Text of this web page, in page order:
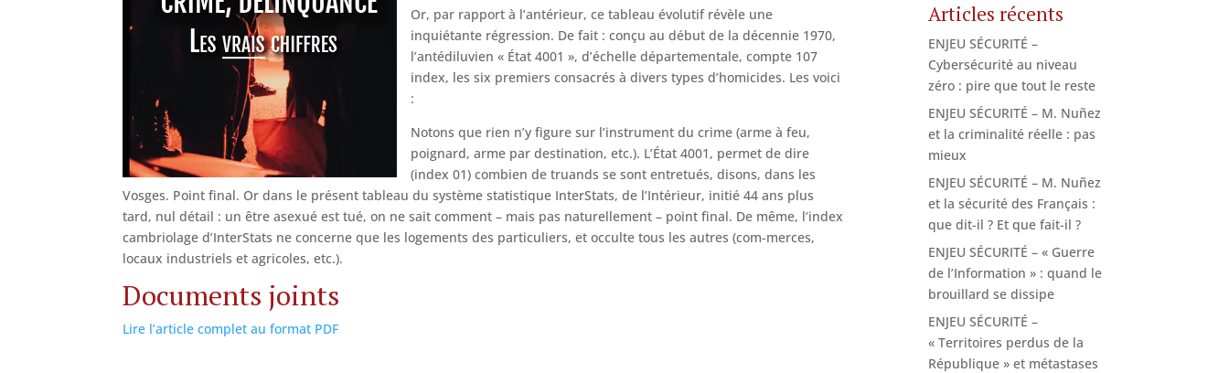
Or, par rapport à l’antérieur, ce tableau évolutif révèle une
inquiétante régression. De fait : conçu au début de la décennie 1970,
l’antédiluvien « État 4001 », d’échelle départementale, compte 107
index, les six premiers consacrés à divers types d’homicides. Les voici
:
Notons que rien n’y figure sur l’instrument du crime (arme à feu,
poignard, arme par destination, etc.). L’État 4001, permet de dire
(index 01) combien de truands se sont entretués, disons, dans les
Vosges. Point final. Or dans le présent tableau du système statistique InterStats, de l’Intérieur, initié 44 ans plus
tard, nul détail : un être asexué est tué, on ne sait comment – mais pas naturellement – point final. De même, l’index
cambriolage d’InterStats ne concerne que les logements des particuliers, et occulte tous les autres (com-merces,
locaux industriels et agricoles, etc.).
Documents joints
Lire l’article complet au format PDF
Articles récents
ENJEU SÉCURITÉ –
Cybersécurité au niveau
zéro : pire que tout le reste
ENJEU SÉCURITÉ – M. Nuñez
et la criminalité réelle : pas
mieux
ENJEU SÉCURITÉ – M. Nuñez
et la sécurité des Français :
que dit-il ? Et que fait-il ?
ENJEU SÉCURITÉ – « Guerre
de l’Information » : quand le
brouillard se dissipe
ENJEU SÉCURITÉ –
« Territoires perdus de la
République » et métastases